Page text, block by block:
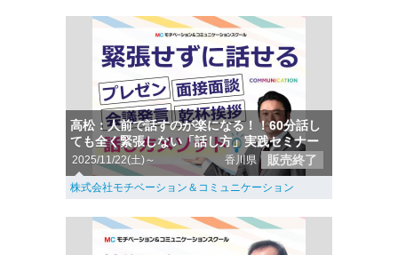
高松：人前で話すのが楽になる！！60分話し
ても全く緊張しない「話し方」実践セミナー
2025/11/22(土)～ 香川県 販売終了
株式会社モチベーション＆コミュニケーション